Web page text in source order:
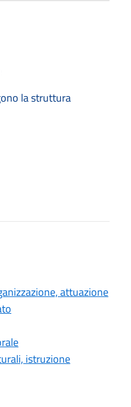
la struttura
attuazione
istruzione